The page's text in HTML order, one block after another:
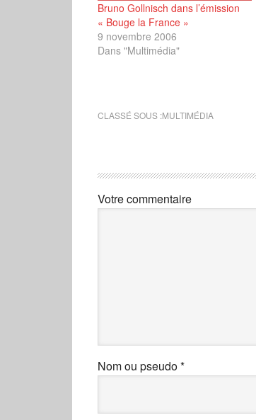
Bruno Gollnisch dans l’émission
« Bouge la France »
9 novembre 2006
Dans "Multimédia"
CLASSÉ SOUS :MULTIMÉDIA
Votre commentaire
Nom ou pseudo*